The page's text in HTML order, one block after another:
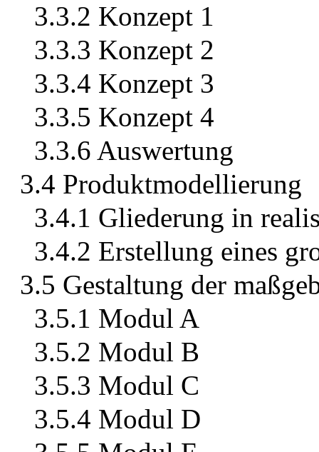
3.3.2 Konzept 1
3.3.3 Konzept 2
3.3.4 Konzept 3
3.3.5 Konzept 4
3.3.6 Auswertung
3.4 Produktmodellierung
3.4.1 Gliederung in
3.4.2 Erstellung eines
3.5 Gestaltung der
3.5.1 Modul A
3.5.2 Modul B
3.5.3 Modul C
3.5.4 Modul D